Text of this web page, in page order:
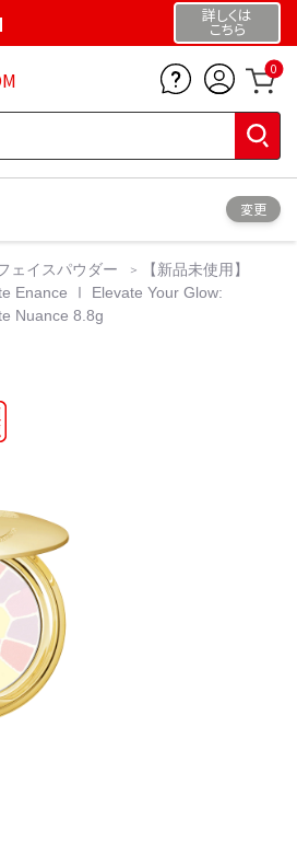
詳しくは
こちら
0
変更
ェイスパウダー
【新品未使用】
Enance Ⅰ Elevate Your Glow:
Nuance 8.8g